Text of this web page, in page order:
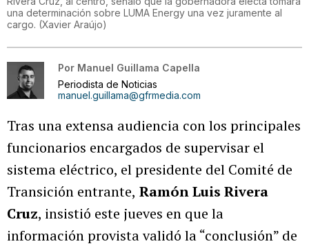
una determinación sobre LUMA Energy una vez juramente al
cargo. (Xavier Araújo)
Por Manuel Guillama Capella
Periodista de Noticias
manuel.guillama@gfrmedia.com
Tras una extensa audiencia con los principales
funcionarios encargados de supervisar el
sistema eléctrico, el presidente del Comité de
Transición entrante, Ramón Luis Rivera
Cruz, insistió este jueves en que la
información provista validó la “conclusión” de